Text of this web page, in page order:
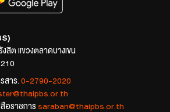
สิต แขวงตลาดบางเขน
รสาร. 0-2790-2020
อราชการ saraban@thaipbs.or.th